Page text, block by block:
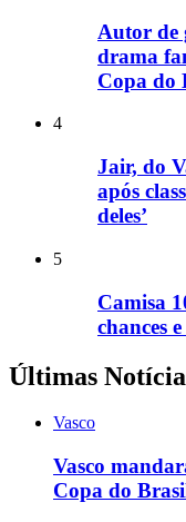
Autor de
drama
Copa do
4
Jair, do
após
deles’
5
Camisa
chances
Últimas
Vasco
Vasco
Copa do